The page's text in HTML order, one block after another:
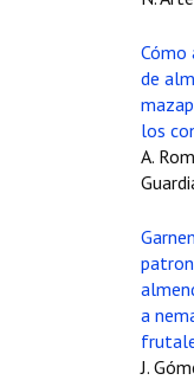
de
los
A.
a
J.